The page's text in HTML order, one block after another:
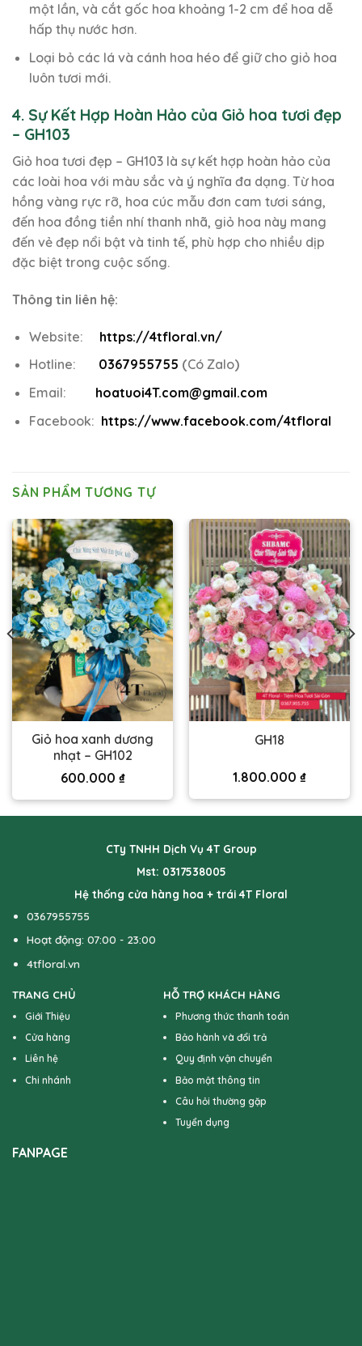
một lần, và cắt gốc hoa khoảng 1-2 cm để hoa dễ
hấp thụ nước hơn.
Loại bỏ các lá và cánh hoa héo để giữ cho giỏ hoa
luôn tươi mới.
4. Sự Kết Hợp Hoàn Hảo của Giỏ hoa tươi đẹp
– GH103
Giỏ hoa tươi đẹp – GH103 là sự kết hợp hoàn hảo của
các loài hoa với màu sắc và ý nghĩa đa dạng. Từ hoa
hồng vàng rực rỡ, hoa cúc mẫu đơn cam tươi sáng,
đến hoa đồng tiền nhí thanh nhã, giỏ hoa này mang
đến vẻ đẹp nổi bật và tinh tế, phù hợp cho nhiều dịp
đặc biệt trong cuộc sống.
Thông tin liên hệ:
Website:
https://4tfloral.vn/
Hotline:
0367955755 (Có Zalo)
Email:
hoatuoi4T.com@gmail.com
Facebook: https://www.facebook.com/4tfloral
SẢN PHẨM TƯƠNG TỰ
Giỏ hoa xanh dương
nhạt – GH102
600.000 ₫
GH18
1.800.000 ₫
CTy TNHH Dịch Vụ 4T Group
Mst: 0317538005
Hệ thống cửa hàng hoa + trái 4T Floral
0367955755
Hoạt động: 07:00 - 23:00
4tfloral.vn
TRANG CHỦ
Giới Thiệu
Cửa hàng
Liên hệ
Chi nhánh
HỖ TRỢ KHÁCH HÀNG
Phương thức thanh toán
Bảo hành và đổi trả
Quy định vận chuyển
Bảo mật thông tin
Câu hỏi thường gặp
Tuyển dụng
FANPAGE